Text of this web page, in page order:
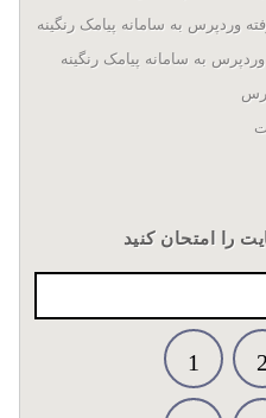
وردپرس به سامانه پیامک رنگینه
به سامانه پیامک رنگینه
را امتحان کنید
1 2